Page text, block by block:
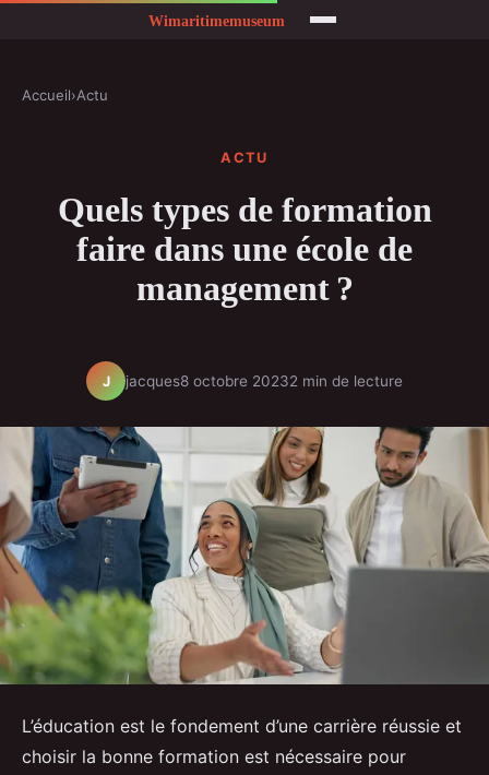
Accueil›Actu
ACTU
Quels types de formation
faire dans une école de
management ?
J jacques8 octobre 20232 min de lecture
L’éducation est le fondement d’une carrière réussie et
choisir la bonne formation est nécessaire pour